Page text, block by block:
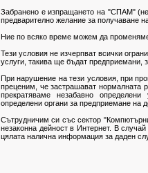
Забранено е изпращането на "СПАМ"
предварително желание за получаване
Ние по всяко време можем да
Тези условия не изчерпват всички
услуги, такива ще бъдат предприемани,
При нарушение на тези условия, при
преценим, че застрашават нормалната
прекратяваме незабавно
определени органи за предприемане на
Сътрудничим си със сектор
незаконна дейност в Интернет. В
цялата налична информация за даден